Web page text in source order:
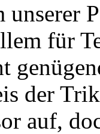
für
der
auf,